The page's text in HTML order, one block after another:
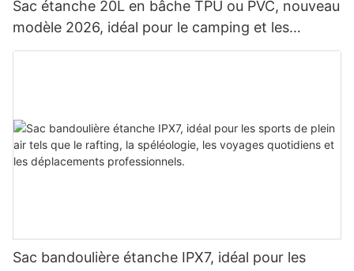
Sac étanche 20L en bâche TPU ou PVC, nouveau
modèle 2026, idéal pour le camping et les
activités de plein air. Sac à dos étanche pour le
Sac bandoulière étanche IPX7, idéal pour les